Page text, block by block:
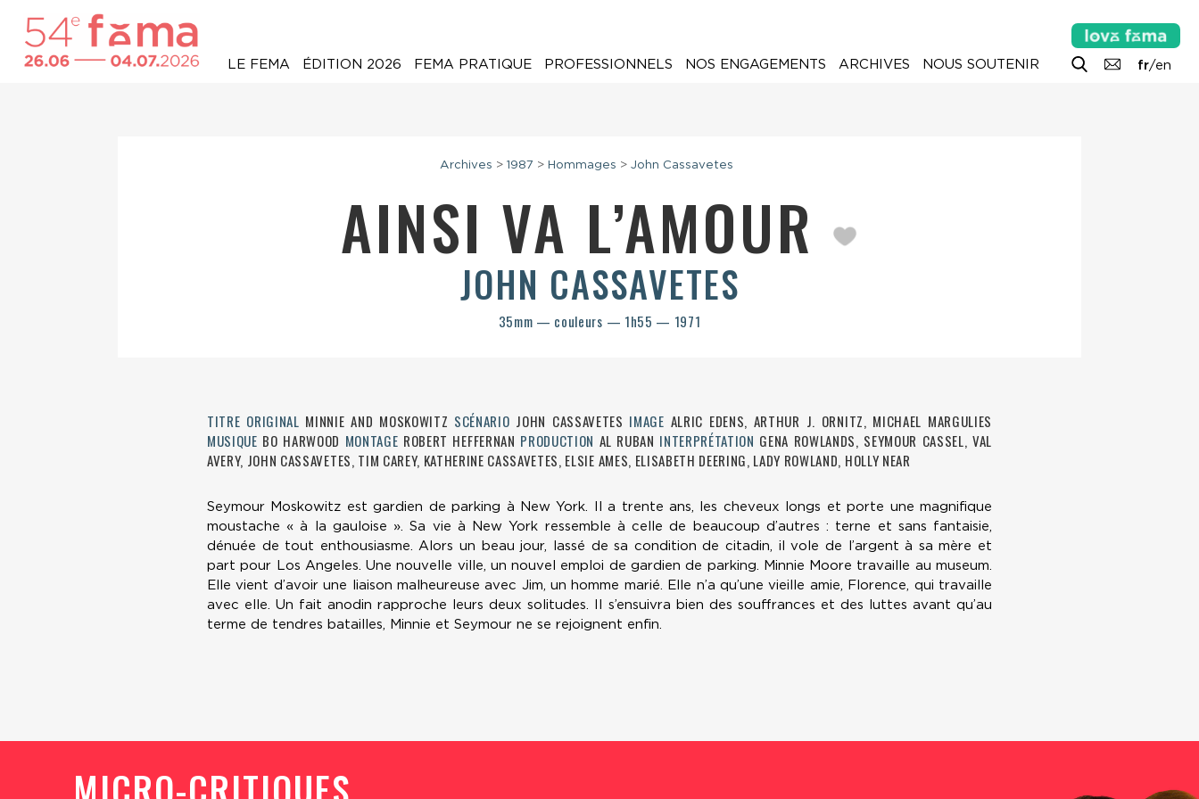
fr/en
LE FEMA ÉDITION 2026 FEMA PRATIQUE PROFESSIONNELS NOS ENGAGEMENTS ARCHIVES NOUS SOUTENIR
Archives > 1987 > Hommages > John Cassavetes
AINSI VA L’AMOUR
JOHN CASSAVETES
35mm — couleurs — 1h55 — 1971
TITRE ORIGINAL MINNIE AND MOSKOWITZ SCÉNARIO JOHN CASSAVETES IMAGE ALRIC EDENS, ARTHUR J. ORNITZ, MICHAEL MARGULIES
MUSIQUE BO HARWOOD MONTAGE ROBERT HEFFERNAN PRODUCTION AL RUBAN INTERPRÉTATION GENA ROWLANDS, SEYMOUR CASSEL, VAL
AVERY, JOHN CASSAVETES, TIM CAREY, KATHERINE CASSAVETES, ELSIE AMES, ELISABETH DEERING, LADY ROWLAND, HOLLY NEAR
Seymour Moskowitz est gardien de parking à New York. Il a trente ans, les cheveux longs et porte une magnifique
moustache « à la gauloise ». Sa vie à New York ressemble à celle de beaucoup d’autres : terne et sans fantaisie,
dénuée de tout enthousiasme. Alors un beau jour, lassé de sa condition de citadin, il vole de l’argent à sa mère et
part pour Los Angeles. Une nouvelle ville, un nouvel emploi de gardien de parking. Minnie Moore travaille au museum.
Elle vient d’avoir une liaison malheureuse avec Jim, un homme marié. Elle n’a qu’une vieille amie, Florence, qui travaille
avec elle. Un fait anodin rapproche leurs deux solitudes. Il s’ensuivra bien des souffrances et des luttes avant qu’au
terme de tendres batailles, Minnie et Seymour ne se rejoignent enfin.